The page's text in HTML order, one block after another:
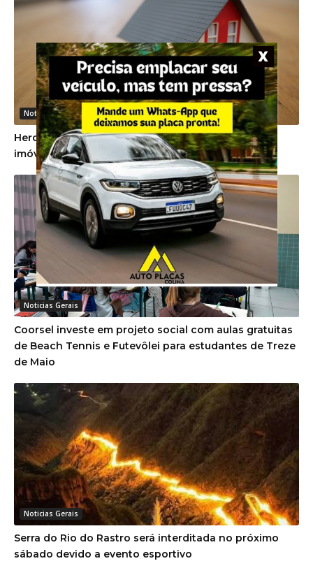
Noticias Gerais
Herdeiros devem cumprir promessa de venda de
imóvel firmada em vida pela proprietária
Noticias Gerais
Coorsel investe em projeto social com aulas gratuitas
de Beach Tennis e Futevôlei para estudantes de Treze
de Maio
Noticias Gerais
Serra do Rio do Rastro será interditada no próximo
sábado devido a evento esportivo